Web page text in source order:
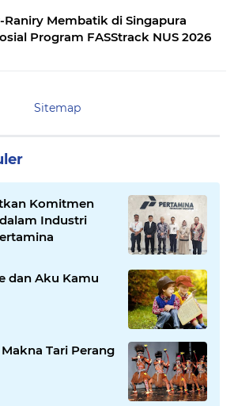
Raniry Membatik di Singapura
Program FASStrack NUS 2026
Sitemap
Komitmen
Industri
dan Aku Kamu
Tari Perang